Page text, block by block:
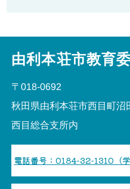
由利本荘市教育
〒018-0692
秋田県由利本荘市西目町沼
西目総合支所内
電話番号：0184-32-1310（学